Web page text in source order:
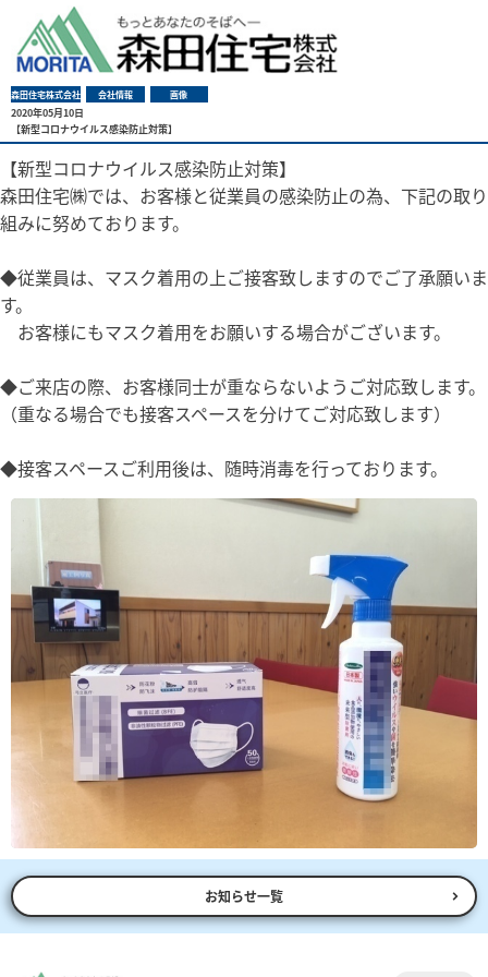
森田住宅株式会社 会社情報 画像
2020年05月10日
【新型コロナウイルス感染防止対策】
【新型コロナウイルス感染防止対策】
森田住宅㈱では、お客様と従業員の感染防止の為、下記の取り
組みに努めております。
◆従業員は、マスク着用の上ご接客致しますのでご了承願いま
す。
お客様にもマスク着用をお願いする場合がございます。
◆ご来店の際、お客様同士が重ならないようご対応致します。
（重なる場合でも接客スペースを分けてご対応致します）
◆接客スペースご利用後は、随時消毒を行っております。
お知らせ一覧